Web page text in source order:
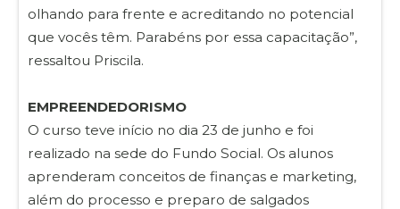
olhando para frente e acreditando no potencial
que vocês têm. Parabéns por essa capacitação”,
ressaltou Priscila.
EMPREENDEDORISMO
O curso teve início no dia 23 de junho e foi
realizado na sede do Fundo Social. Os alunos
aprenderam conceitos de finanças e marketing,
além do processo e preparo de salgados